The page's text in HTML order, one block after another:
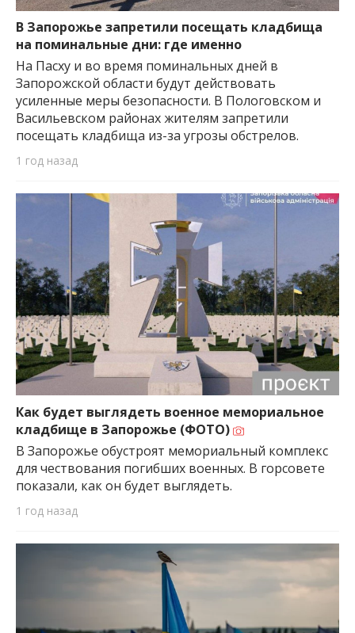
важную информацию о событиях
города Запорожья и области.
В Запорожье запретили посещать кладбища
на поминальные дни: где именно
На Пасху и во время поминальных дней в
Запорожской области будут действовать
усиленные меры безопасности. В Пологовском и
Васильевском районах жителям запретили
посещать кладбища из-за угрозы обстрелов.
1 год назад
Как будет выглядеть военное мемориальное
кладбище в Запорожье (ФОТО)
В Запорожье обустроят мемориальный комплекс
для чествования погибших военных. В горсовете
показали, как он будет выглядеть.
1 год назад